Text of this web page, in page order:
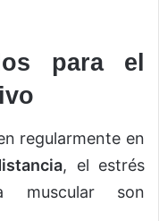
para el
regularmente en
, el estrés
muscular son